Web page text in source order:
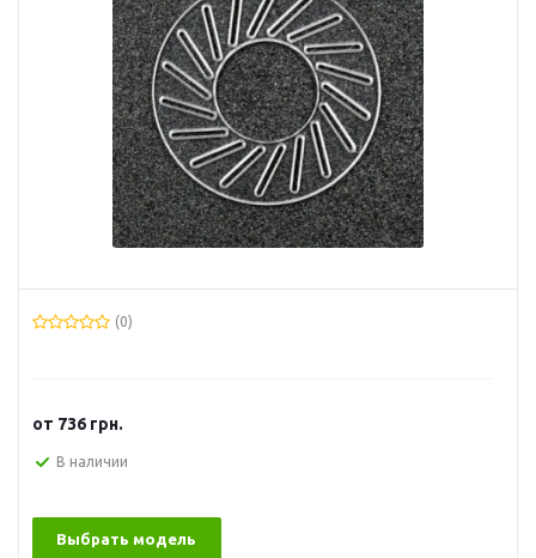
(0)
от 736 грн.
В наличии
Выбрать модель